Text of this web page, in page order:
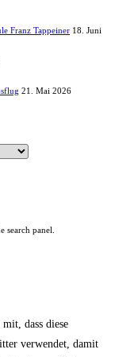
Franz Tappeiner 18. Juni
21. Mai 2026
search panel.
dass diese
verwendet, damit